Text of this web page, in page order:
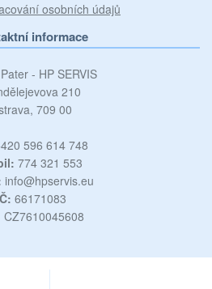
osobních údajů
informace
- HP SERVIS
210
709 00
596 614 748
774 321 553
info@hpservis.eu
66171083
CZ7610045608